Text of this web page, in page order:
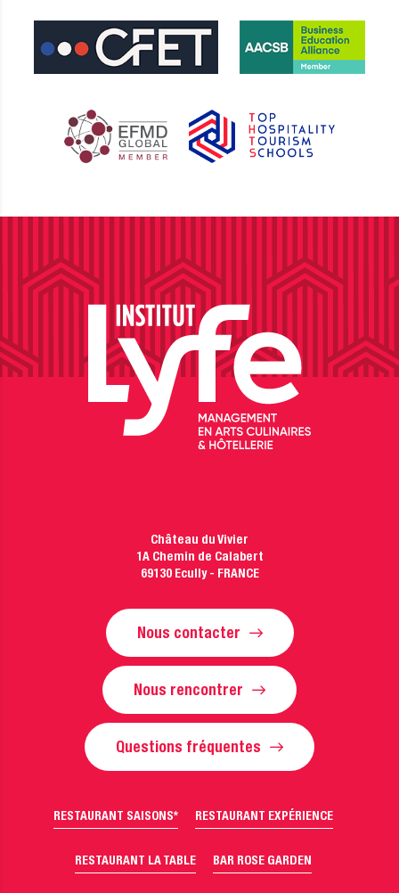
Château du Vivier
1A Chemin de Calabert
69130 Ecully - FRANCE
Nous contacter
Nous rencontrer
Questions fréquentes
RESTAURANT SAISONS* RESTAURANT EXPÉRIENCE
RESTAURANT LA TABLE BAR ROSE GARDEN